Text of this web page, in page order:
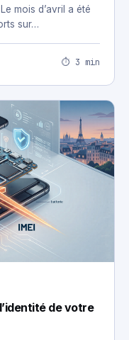
mois d’avril a été
sur…
⏱ 3 min
de votre